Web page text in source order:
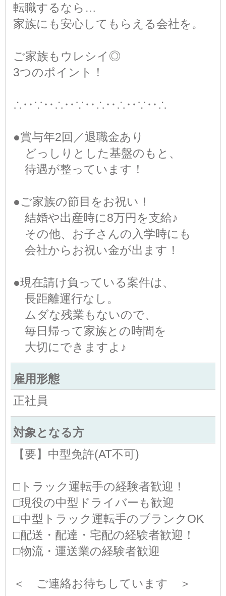
転職するなら…
家族にも安心してもらえる会社を。
ご家族もウレシイ◎
3つのポイント！
∴‥∵‥∴‥∵‥∴‥∴‥∵‥∴
●賞与年2回／退職金あり
どっしりとした基盤のもと、
待遇が整っています！
●ご家族の節目をお祝い！
結婚や出産時に8万円を支給♪
その他、お子さんの入学時にも
会社からお祝い金が出ます！
●現在請け負っている案件は、
長距離運行なし。
ムダな残業もないので、
毎日帰って家族との時間を
大切にできますよ♪
雇用形態
正社員
対象となる方
【要】中型免許(AT不可)
□トラック運転手の経験者歓迎！
□現役の中型ドライバーも歓迎
□中型トラック運転手のブランクOK
□配送・配達・宅配の経験者歓迎！
□物流・運送業の経験者歓迎
＜ ご連絡お待ちしています ＞